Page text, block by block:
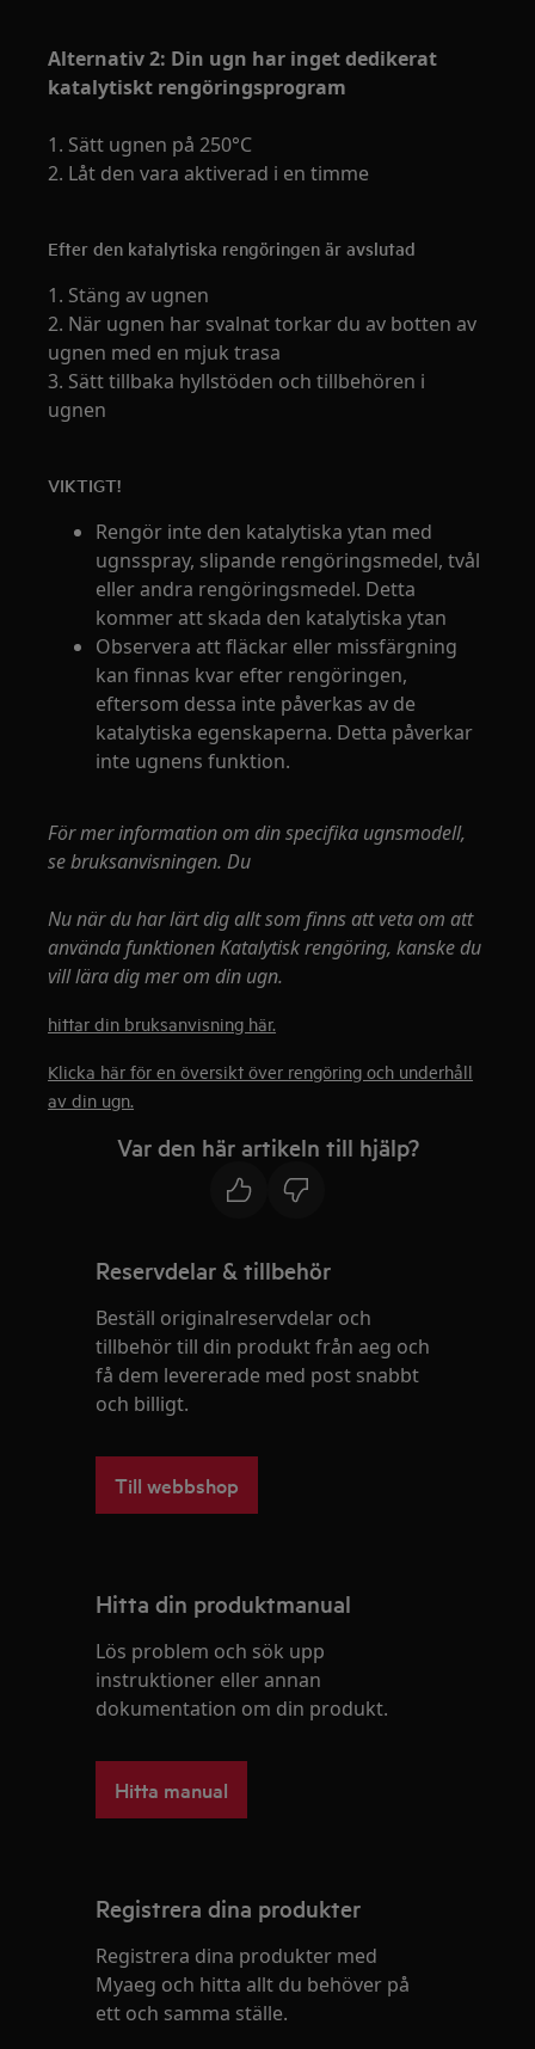
Alternativ 2: Din ugn har inget dedikerat
katalytiskt rengöringsprogram
1. Sätt ugnen på 250°C
2. Låt den vara aktiverad i en timme
Efter den katalytiska rengöringen är avslutad
1. Stäng av ugnen
2. När ugnen har svalnat torkar du av botten av
ugnen med en mjuk trasa
3. Sätt tillbaka hyllstöden och tillbehören i
ugnen
VIKTIGT!
Rengör inte den katalytiska ytan med
ugnsspray, slipande rengöringsmedel, tvål
eller andra rengöringsmedel. Detta
kommer att skada den katalytiska ytan
Observera att fläckar eller missfärgning
kan finnas kvar efter rengöringen,
eftersom dessa inte påverkas av de
katalytiska egenskaperna. Detta påverkar
inte ugnens funktion.
För mer information om din specifika ugnsmodell,
se bruksanvisningen. Du
Nu när du har lärt dig allt som finns att veta om att
använda funktionen Katalytisk rengöring, kanske du
vill lära dig mer om din ugn.
hittar din bruksanvisning här.
Klicka här för en översikt över rengöring och underhåll
av din ugn.
Var den här artikeln till hjälp?
Reservdelar & tillbehör
Beställ originalreservdelar och
tillbehör till din produkt från aeg och
få dem levererade med post snabbt
och billigt.
Till webbshop
Hitta din produktmanual
Lös problem och sök upp
instruktioner eller annan
dokumentation om din produkt.
Hitta manual
Registrera dina produkter
Registrera dina produkter med
Myaeg och hitta allt du behöver på
ett och samma ställe.